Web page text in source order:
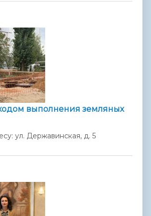
выполнения земляных
ул. Державинская, д. 5